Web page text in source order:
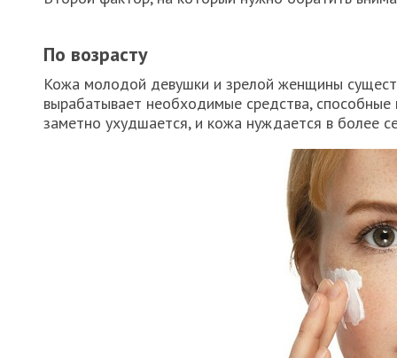
По возрасту
Кожа молодой девушки и зрелой женщины
вырабатывает необходимые средства,
заметно ухудшается, и кожа нуждается в более